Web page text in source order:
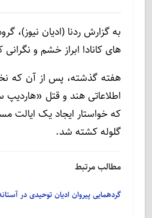
به گزارش ردنا (ادیان
های کانادا ابراز خشم و
هفته گذشته، پس از آن که
اطلاعاتی هند و قتل
که خواستار ایجاد یک ایالت
گلوله کشته شد.
مطالب مرتبط
گردهمایی پیروان ادیان توحیدی در